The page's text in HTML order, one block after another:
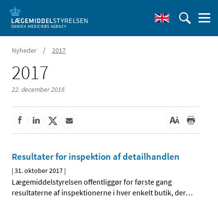
Nyheder / 2017
2017
22. december 2016
Resultater for inspektion af detailhandlen
|31. oktober 2017 |
Lægemiddelstyrelsen offentliggør for første gang
resultaterne af inspektionerne i hver enkelt butik, der…